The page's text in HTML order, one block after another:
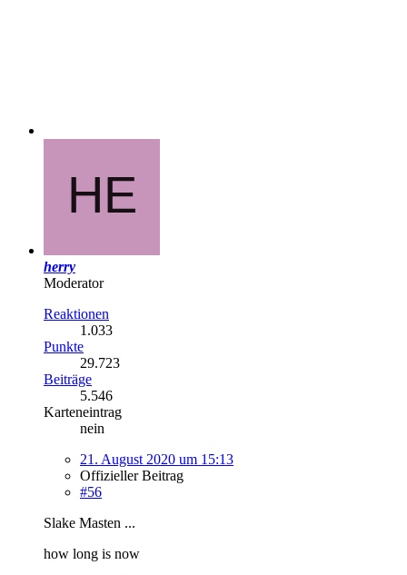
herry
Moderator
Reaktionen
1.033
Punkte
29.723
Beiträge
5.546
Karteneintrag
nein
21. August 2020 um 15:13
Offizieller Beitrag
#56
Slake Masten ...
how long is now